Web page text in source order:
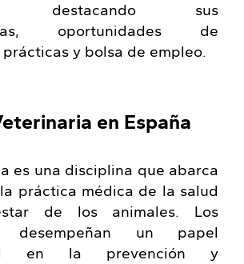
destacando sus
oportunidades de
y bolsa de empleo.
en España
es una disciplina que abarca
práctica médica de la salud
de los animales. Los
desempeñan un papel
en la prevención y